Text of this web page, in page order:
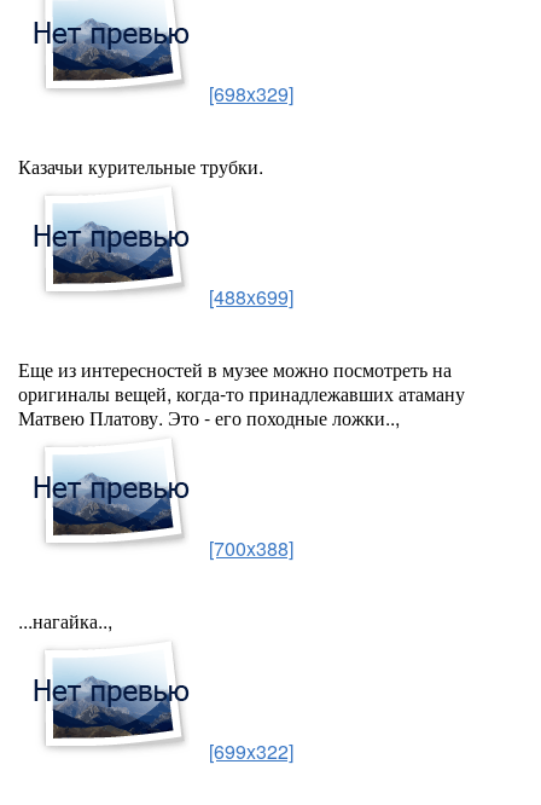
[698x329]
Казачьи курительные трубки.
[488x699]
Еще из интересностей в музее можно посмотреть на
оригиналы вещей, когда-то принадлежавших атаману
Матвею Платову. Это - его походные ложки..,
[700x388]
...нагайка..,
[699x322]